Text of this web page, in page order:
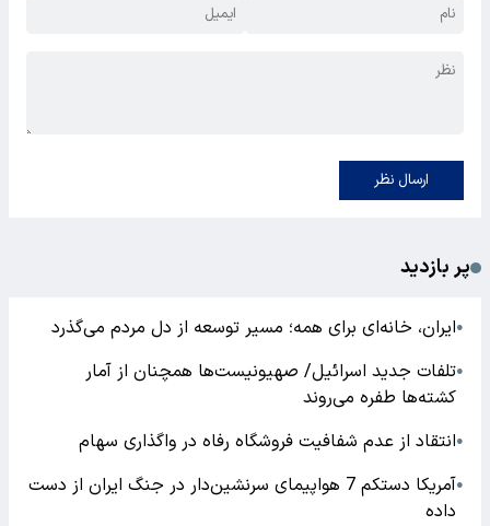
ارسال نظر
پر بازدید
●ایران، خانه‌ای برای همه؛ مسیر توسعه از دل مردم می‌گذرد
●تلفات جدید اسرائیل/ صهیونیست‌ها همچنان از آمار
کشته‌ها طفره می‌روند
●انتقاد از عدم شفافیت فروشگاه رفاه در واگذاری سهام
●
آمریکا دستکم 7 هواپیمای سرنشین‌دار در جنگ ایران از دست
داده